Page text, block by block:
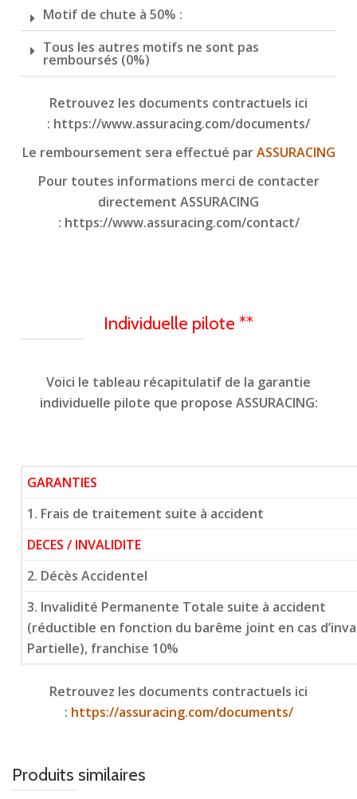
Motif de chute à 50% :
Tous les autres motifs ne sont pas
remboursés (0%)
Retrouvez les documents contractuels ici
: https://www.assuracing.com/documents/
Le remboursement sera effectué parASSURACING
Pour toutes informations merci de contacter
directement ASSURACING
: https://www.assuracing.com/contact/
Individuelle pilote **
Voici le tableau récapitulatif de la garantie
individuelle pilote que propose ASSURACING:
GARANTIES
1. Frais de traitement suite à accident
DECES / INVALIDITE
2. Décès Accidentel
3. Invalidité Permanente Totale suite à accident
(réductible en fonction du barême joint en cas
Partielle), franchise 10%
Retrouvez les documents contractuels ici
: https://assuracing.com/documents/
Produits similaires